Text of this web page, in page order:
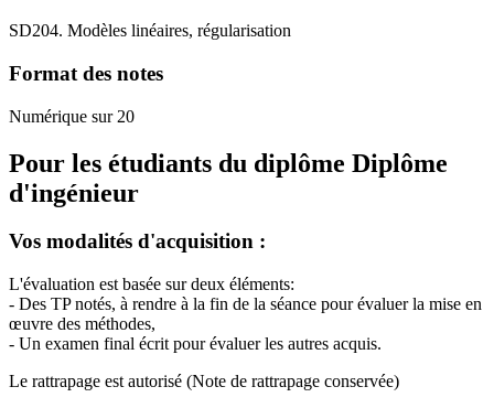
SD204. Modèles linéaires, régularisation
Format des notes
Numérique sur 20
Pour les étudiants du diplôme Diplôme
d'ingénieur
Vos modalités d'acquisition :
L'évaluation est basée sur deux éléments:
- Des TP notés, à rendre à la fin de la séance pour évaluer la mise en
œuvre des méthodes,
- Un examen final écrit pour évaluer les autres acquis.
Le rattrapage est autorisé (Note de rattrapage conservée)